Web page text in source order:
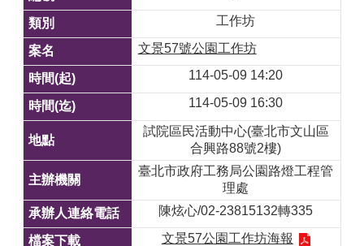
工作坊
文景57號公園工作坊
114-05-09 14:20
114-05-09 16:30
試院區民活動中心(臺北市文山區
合興路88號2樓)
臺北市政府工務局公園路燈工程管
理處
陳炫心/02-23815132轉335
文景57公園工作坊海報